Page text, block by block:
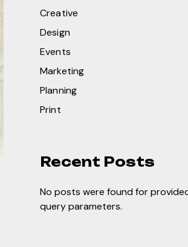
Creative
Design
Events
Marketing
Planning
Print
Recent Posts
No posts were found for
query parameters.